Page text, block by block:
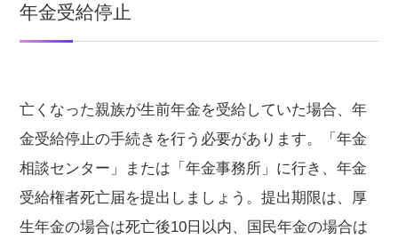
年金受給停止
亡くなった親族が生前年金を受給していた場合、年
金受給停止の手続きを行う必要があります。「年金
相談センター」または「年金事務所」に行き、年金
受給権者死亡届を提出しましょう。提出期限は、厚
生年金の場合は死亡後10日以内、国民年金の場合は